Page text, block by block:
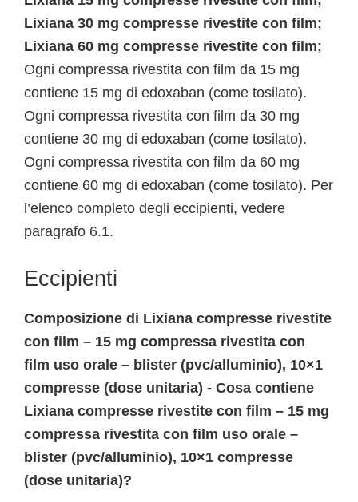
Lixiana 30 mg compresse rivestite con film;
Lixiana 60 mg compresse rivestite con film;
Ogni compressa rivestita con film da 15 mg
contiene 15 mg di edoxaban (come tosilato).
Ogni compressa rivestita con film da 30 mg
contiene 30 mg di edoxaban (come tosilato).
Ogni compressa rivestita con film da 60 mg
contiene 60 mg di edoxaban (come tosilato). Per
l’elenco completo degli eccipienti, vedere
paragrafo 6.1.
Eccipienti
Composizione di Lixiana compresse rivestite
con film – 15 mg compressa rivestita con
film uso orale – blister (pvc/alluminio), 10×1
compresse (dose unitaria) - Cosa contiene
Lixiana compresse rivestite con film – 15 mg
compressa rivestita con film uso orale –
blister (pvc/alluminio), 10×1 compresse
(dose unitaria)?